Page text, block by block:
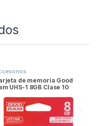
de memoria Good
UHS-1 8GB Clase 10